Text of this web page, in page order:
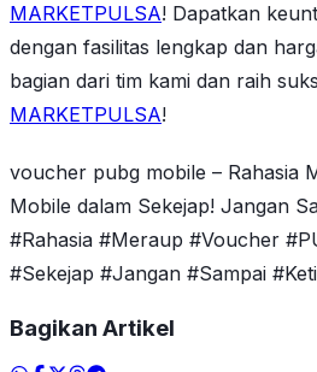
MARKETPULSA! Dapatkan
dengan fasilitas lengkap dan
bagian dari tim kami dan raih
MARKETPULSA!
voucher pubg mobile – Rahasia
Mobile dalam Sekejap! Jangan
#Rahasia #Meraup #Voucher
#Sekejap #Jangan #Sampai
Bagikan Artikel